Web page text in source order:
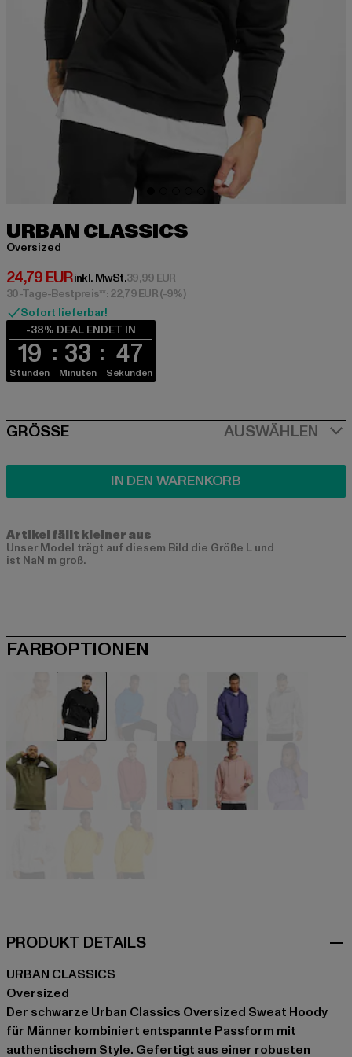
URBAN CLASSICS
Oversized
24,79 EUR
Derzeitiger Preis: 24,79 EUR
inkl. MwSt.39,99 EURAktionspreis: 39,99 EUR
30-Tage-Bestpreis**: 22,79 EUR(-9%)
Sofort lieferbar!
-38% DEAL ENDET IN
19
Stunden
33
Minuten
46
Sekunden
SIZE
GRÖSSE AUSWÄHLEN
IN DEN WARENKORB
Artikel fällt kleiner aus
Unser Model trägt auf diesem Bild die Größe L und
ist NaN m groß.
FARBOPTIONEN
beige blau blau
PRODUKT DETAILS
URBAN CLASSICS
Oversized
Der schwarze Urban Classics Oversized Sweat Hoody
für Männer kombiniert entspannte Passform mit
authentischem Style. Gefertigt aus einer robusten